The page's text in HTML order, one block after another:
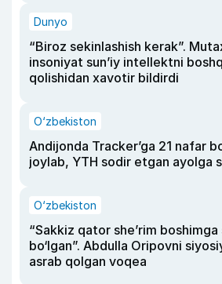
Dunyo
“Biroz sekinlashish kerak”.
insoniyat sun’iy intellektni
qolishidan xavotir bildirdi
O‘zbekiston
Andijonda Tracker’ga 21 nafar
joylab, YTH sodir etgan ayolga
O‘zbekiston
“Sakkiz qator she’rim
bo‘lgan”. Abdulla Oripovni
asrab qolgan voqea